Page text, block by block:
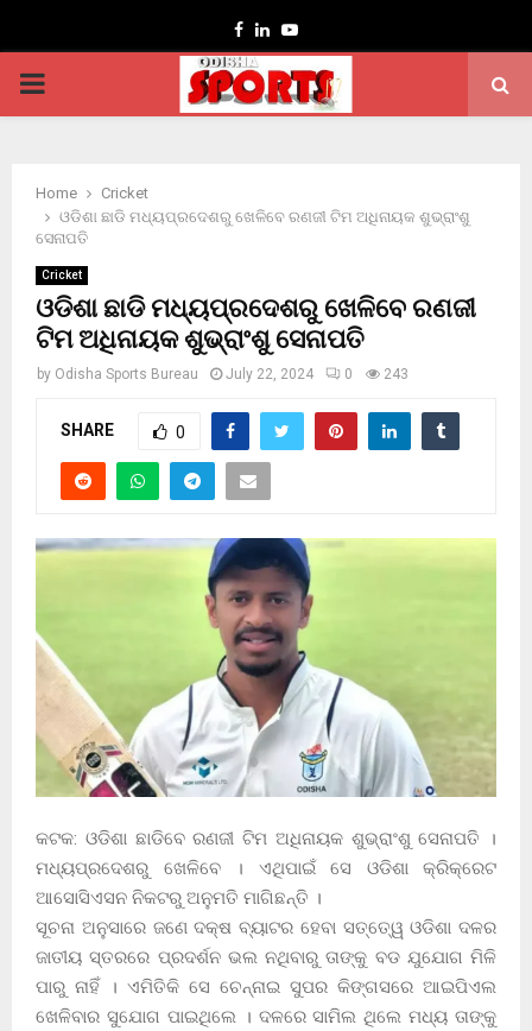
Facebook
LinkedinYoutube
PRIMARY
Home
Cricket
ଓଡିଶା ଛାଡି ମଧ୍ୟପ୍ରଦେଶରୁ ଖେଳିବେ ରଣଜୀ ଟିମ ଅଧିନାୟକ ଶୁଭ୍ରାଂଶୁ
ସେନାପତି
Cricket
ଓଡିଶା ଛାଡି ମଧ୍ୟପ୍ରଦେଶରୁ ଖେଳିବେ ରଣଜୀ
ଟିମ ଅଧିନାୟକ ଶୁଭ୍ରାଂଶୁ ସେନାପତି
by Odisha Sports Bureau July 22, 2024 0 243
SHARE 0
କଟକ: ଓଡିଶା ଛାଡିବେ ରଣଜୀ ଟିମ ଅଧିନାୟକ ଶୁଭ୍ରାଂଶୁ ସେନାପତି ।
ମଧ୍ୟପ୍ରଦେଶରୁ ଖେଳିବେ । ଏଥିପାଇଁ ସେ ଓଡିଶା କ୍ରିକ୍ରେଟ
ଆସୋସିଏସନ ନିକଟରୁ ଅନୁମତି ମାଗିଛନ୍ତି ।
ସୂଚନା ଅନୁସାରେ ଜଣେ ଦକ୍ଷ ବ୍ୟାଟର ହେବା ସତ୍ତେ୍ୱ ଓଡିଶା ଦଳର
ଜାତୀୟ ସ୍ତରରେ ପ୍ରଦର୍ଶନ ଭଲ ନଥିବାରୁ ତାଙ୍କୁ ବଡ ଯୁଯୋଗ ମିଳି
ପାରୁ ନାହିଁ । ଏମିତିକି ସେ ଚେନ୍ନାଇ ସୁପର କିଙ୍ଗସରେ ଆଇପିଏଲ
ଖେଳିବାର ସୁଯୋଗ ପାଇଥିଲେ । ଦଳରେ ସାମିଲ ଥିଲେ ମଧ୍ୟ ତାଙ୍କୁ